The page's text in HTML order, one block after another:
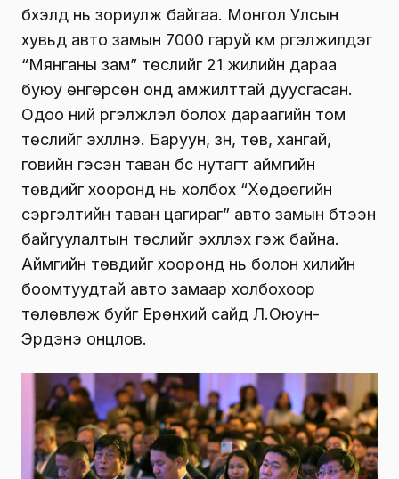
бүхэлд нь зориулж байгаа. Монгол Улсын
хувьд авто замын 7000 гаруй км үргэлжилдэг
“Мянганы зам” төслийг 21 жилийн дараа
буюу өнгөрсөн онд амжилттай дуусгасан.
Одоо үүний үргэлжлэл болох дараагийн том
төслийг эхлүүлнэ. Баруун, зүүн, төв, хангай,
говийн гэсэн таван бүс нутагт аймгийн
төвүүдийг хооронд нь холбох “Хөдөөгийн
сэргэлтийн таван цагираг” авто замын бүтээн
байгуулалтын төслийг эхлүүлэх гэж байна.
Аймгийн төвүүдийг хооронд нь болон хилийн
боомтуудтай авто замаар холбохоор
төлөвлөж буйг Ерөнхий сайд Л.Оюун-
Эрдэнэ онцлов.